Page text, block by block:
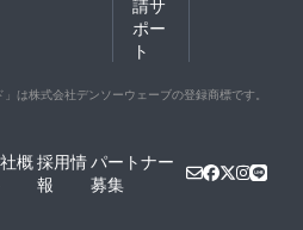
請サ
ポー
ト
」は株式会社デンソーウェーブの登録商標です。
概採用情
報
パートナー
募集